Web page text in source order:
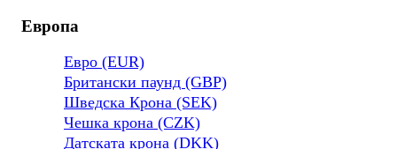
Европа
Евро (EUR)
Британски паунд (GBP)
Шведска Крона (SEK)
Чешка крона (CZK)
Датската крона (DKK)